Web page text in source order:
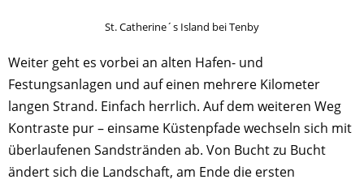
St. Catherine´s Island bei Tenby
Weiter geht es vorbei an alten Hafen- und
Festungsanlagen und auf einen mehrere Kilometer
langen Strand. Einfach herrlich. Auf dem weiteren Weg
Kontraste pur – einsame Küstenpfade wechseln sich mit
überlaufenen Sandstränden ab. Von Bucht zu Bucht
ändert sich die Landschaft, am Ende die ersten